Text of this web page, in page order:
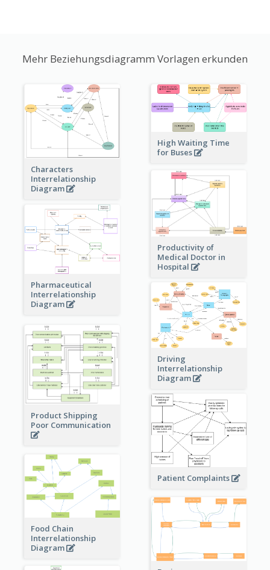
Mehr Beziehungsdiagramm Vorlagen erkunden
Characters
Interrelationship
Diagram
High Waiting Time
for Buses
Productivity of
Medical Doctor in
Hospital
Pharmaceutical
Interrelationship
Diagram
Driving
Interrelationship
Diagram
Product Shipping
Poor Communication
Patient Complaints
Food Chain
Interrelationship
Diagram